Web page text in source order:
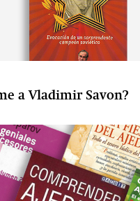
a Vladimir Savon?